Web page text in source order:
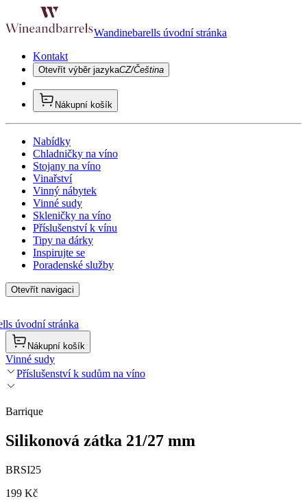
Wandinebarells úvodní stránka
Kontakt
Otevřít výběr jazykaCZ/Čeština
Nákupní košík
Nabídky
Chladničky na víno
Stojany na víno
Vinařství
Vinný nábytek
Vinné sudy
Skleničky na víno
Příslušenství k vínu
Tipy na dárky
Inspirujte se
Poradenské služby
Otevřít navigaci
úvodní stránka
Nákupní košík
Vinné sudy
Příslušenství k sudům na víno
Barrique
Silikonová zátka 21/27 mm
BRSI25
199 Kč